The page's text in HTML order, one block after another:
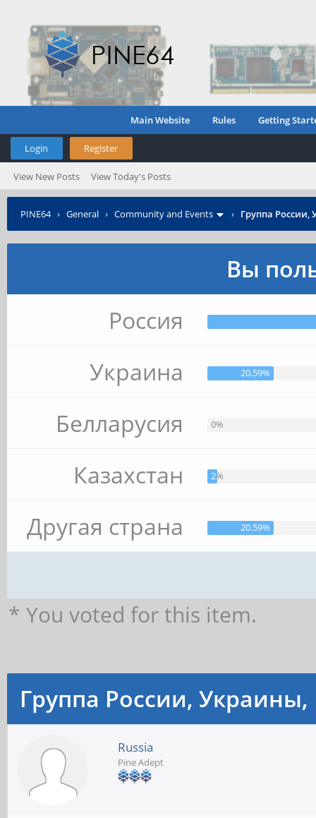
Main Website Rules Getting
Login Register
View New Posts View Today's Posts
PINE64› General › Community and Events › Группа России,
Вы
Россия
Украина
20.59%
Белларусия 0%
Казахстан 2.94%
Другая страна 20.59%
* You voted for this item.
Группа России, Украины,
Russia
Pine Adept